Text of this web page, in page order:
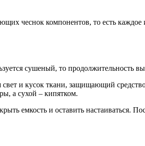
чеснок компонентов, то есть каждое
сушеный, то продолжительность
свет и кусок ткани, защищающий
а сухой – кипятком.
емкость и оставить настаиваться.